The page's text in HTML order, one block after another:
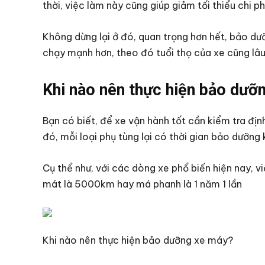
thời, việc làm này cũng giúp giảm tối thiểu chi
Không dừng lại ở đó, quan trọng hơn hết, bảo
chạy mạnh hơn, theo đó tuổi thọ của xe cũng
Khi nào nên thực hiện bảo
Bạn có biết, để xe vận hành tốt cần kiểm tra
đó, mỗi loại phụ tùng lại có thời gian bảo dưỡng
Cụ thể như, với các dòng xe phổ biến hiện nay,
mát là 5000km hay má phanh là 1 năm 1 lần
Khi nào nên thực hiện bảo dưỡng xe máy?